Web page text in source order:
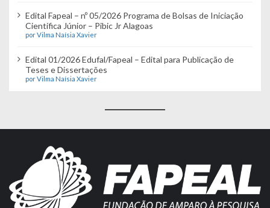
Edital Fapeal – nº 05/2026 Programa de Bolsas de Iniciação
Científica Júnior – Pibic Jr Alagoas
por Vilma Naísia Xavier
Edital 01/2026 Edufal/Fapeal – Edital para Publicação de
Teses e Dissertações
por Vilma Naísia Xavier